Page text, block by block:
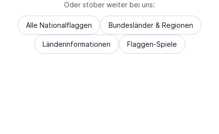
Oder stöber weiter bei uns:
Alle Nationalflaggen Bundesländer & Regionen
Länderinformationen Flaggen-Spiele